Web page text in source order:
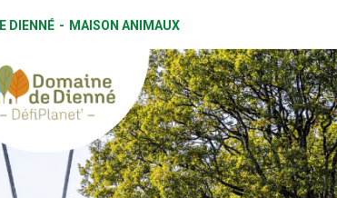
DIENNÉ MAISON ANIMAUX